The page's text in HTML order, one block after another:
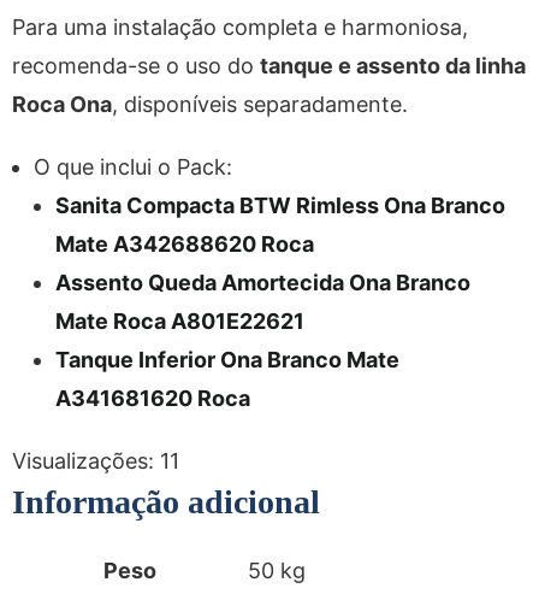
Para uma instalação completa e harmoniosa,
recomenda-se o uso do tanque e assento da linha
Roca Ona, disponíveis separadamente.
O que inclui o Pack:
Sanita Compacta BTW Rimless Ona Branco
Mate A342688620 Roca
Assento Queda Amortecida Ona Branco
Mate Roca A801E22621
Tanque Inferior Ona Branco Mate
A341681620 Roca
Visualizações: 11
Informação adicional
Peso 50 kg